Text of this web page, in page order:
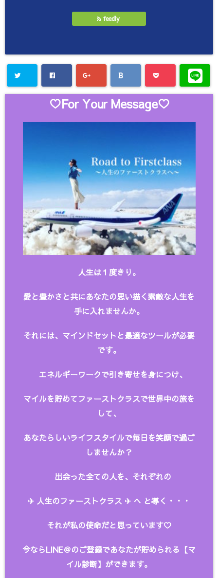
feedly
♡For Your Message♡
人生は１度きり。
愛と豊かさと共にあなたの思い描く素敵な人生を
手に入れませんか。
それには、マインドセットと最適なツールが必要
です。
エネルギーワークで引き寄せを身につけ、
マイルを貯めてファーストクラスで世界中の旅を
して、
あなたらしいライフスタイルで毎日を笑顔で過ご
しませんか？
出会った全ての人を、 それぞれの
✈︎ 人生のファーストクラス ✈︎ へ と導く・・・
それが私の使命だと思っています♡
今ならLINE＠のご登録であなたが貯められる【マ
イル診断】ができます。